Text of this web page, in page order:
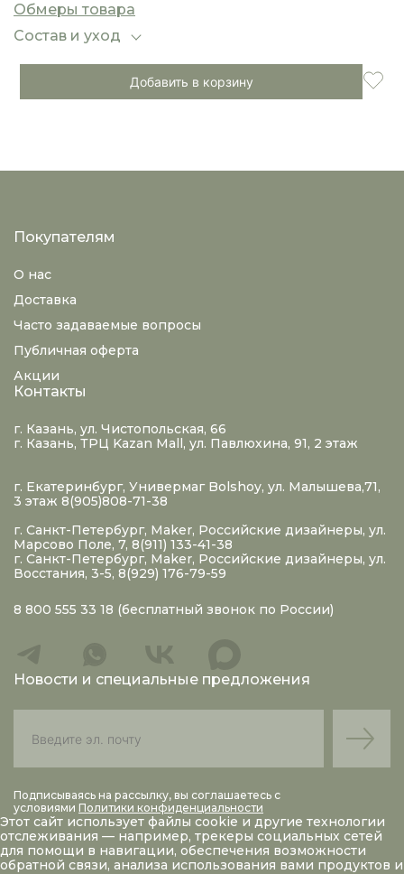
Добавить в корзину
Обмеры товара
Состав и уход
Покупателям
О нас
Доставка
Часто задаваемые вопросы
Публичная оферта
Акции
Контакты
г. Казань, ул. Чистопольская, 66
г. Казань, ТРЦ Kazan Mall, ул. Павлюхина, 91, 2 этаж
г. Екатеринбург, Универмаг Bolshoy, ул. Малышева,71,
3 этаж 8(905)808-71-38
г. Санкт-Петербург, Maker, Российские дизайнеры, ул.
Марсово Поле, 7, 8(911) 133-41-38
г. Санкт-Петербург, Maker, Российские дизайнеры, ул.
Восстания, 3-5, 8(929) 176-79-59
8 800 555 33 18 (бесплатный звонок по России)
Новости и специальные предложения
Подписываясь на рассылку, вы соглашаетесь с
условиями Политики конфиденциальности
Этот сайт использует файлы cookie и другие технологии
отслеживания — например, трекеры социальных сетей
для помощи в навигации, обеспечения возможности
обратной связи, анализа использования вами продуктов и